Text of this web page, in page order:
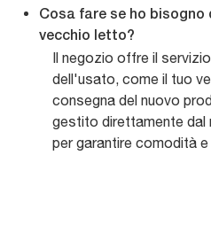
Cosa fare se ho bisogno
vecchio letto?
Il negozio offre il
dell'usato, come il tuo
consegna del nuovo
gestito direttamente dal
per garantire comodità